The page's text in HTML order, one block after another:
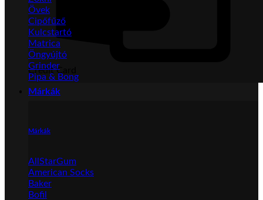
Credit Card
Övek
Cipőfűző
Kulcstartó
Matrica
Öngyújtó
Grinder
Pipa & Bong
Márkák
Márkák
AllStarGum
American Socks
Baker
Bofil